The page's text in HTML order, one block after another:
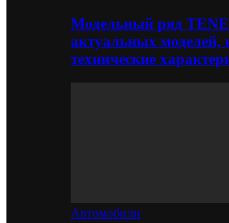
Модельный ряд
актуальных моделей,
технические
Автомобили